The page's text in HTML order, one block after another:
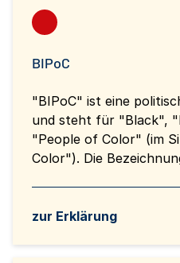
BIPoC
"BIPoC" ist eine
und steht für "Black",
"People of Color" (im
Color"). Die
zur Erklärung